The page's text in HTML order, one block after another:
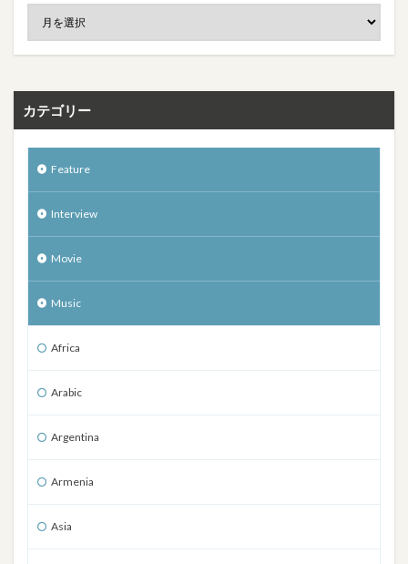
カテゴリー
Feature
Interview
Movie
Music
Africa
Arabic
Argentina
Armenia
Asia